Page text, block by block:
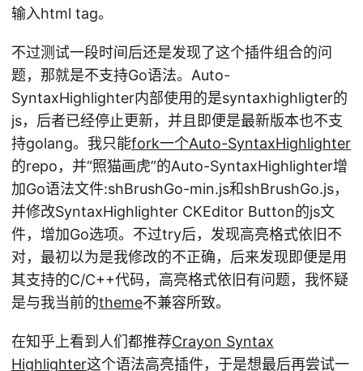
输入html tag。
不过测试一段时间后还是发现了这个插件组合的问
题，那就是不支持Go语法。Auto-
SyntaxHighlighter内部使用的是syntaxhighligter的
js，后者已经停止更新，并且即便是最新版本也不支
持golang。我只能fork一个Auto-SyntaxHighlighter
的repo，并“照猫画虎”的Auto-SyntaxHighlighter增
加Go语法文件:shBrushGo-min.js和shBrushGo.js，
并修改SyntaxHighlighter CKEditor Button的js文
件，增加Go选项。不过try后，发现高亮格式依旧不
对，最初以为是我修改的不正确，后来发现即便是用
其支持的C/C++代码，高亮格式依旧有问题，我怀疑
是与我当前的theme不兼容所致。
在知乎上看到人们都推荐Crayon Syntax
Highlighter这个语法高亮插件，于是想最后再尝试一